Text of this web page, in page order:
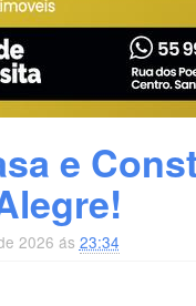
e
2026 ás 23:34